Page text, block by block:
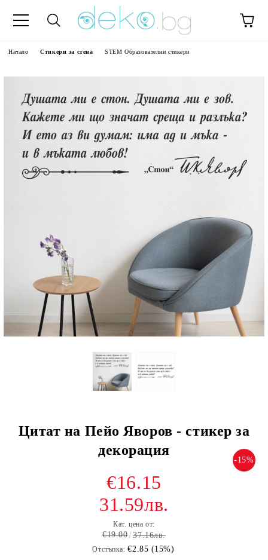
Начало Стикери за стена STEM Образователни стикери
Цитат на Пейо Яворов - стикер за
декорация
-15%
€16.15
31.59лв.
Кат. цена от:
€19.00 37.16лв.
Отстъпка: €2.85 (15%)